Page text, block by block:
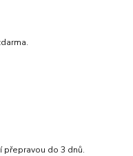
přepravou do 3 dnů.